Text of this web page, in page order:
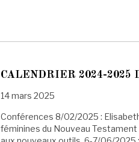
CALENDRIER 2024-2025
14 mars 2025
Conférences 8/02/2025 :
féminines du Nouveau